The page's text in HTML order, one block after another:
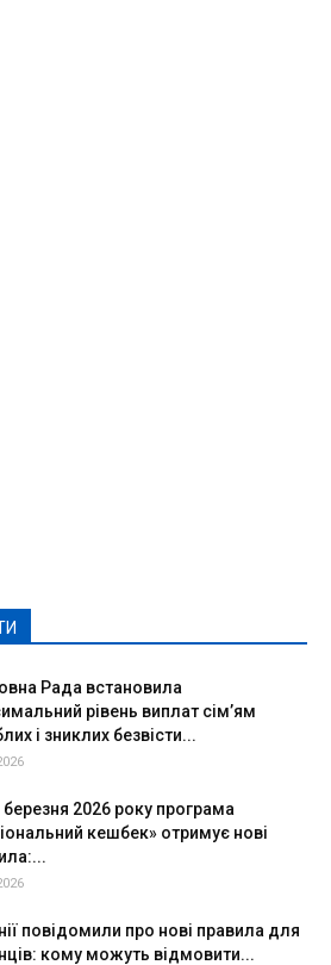
Рада встановила
рівень виплат сім’ям
і зниклих безвісти...
березня 2026 року програма
кешбек» отримує нові
повідомили про нові правила для
кому можуть відмовити...